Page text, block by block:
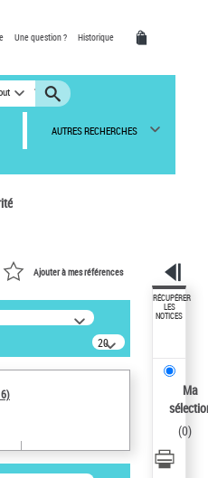
Une question ? Historique
AUTRES RECHERCHES
Ajouter à mes références
20
résultats/page
RÉCUPÉRER
LES
NOTICES
Ma
(0)